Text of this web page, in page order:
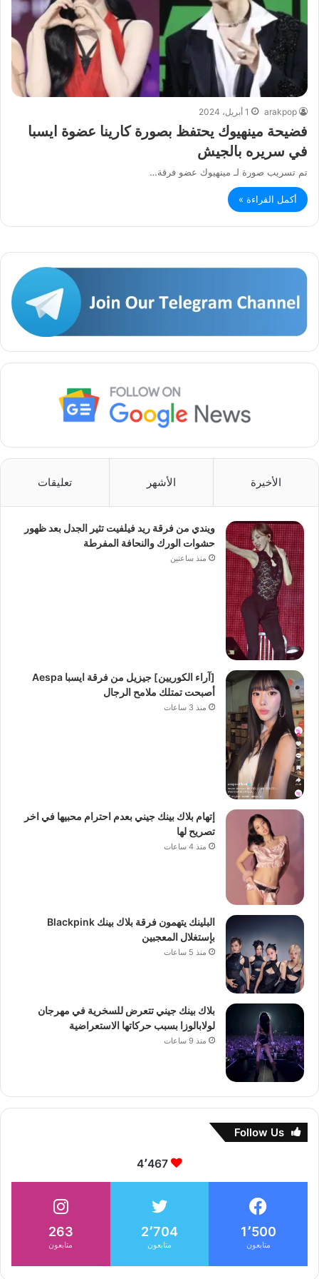
arakpop 1 أبريل، 2024
فضيحة مينهيوك يحتفظ بصورة كارينا عضوة ايسبا
في سريره بالجيش
تم تسريب صورة لـ مينهيوك عضو فرقة…
أكمل القراءة »
الأخيرة الأشهر تعليقات
ويندي من فرقة ريد فيلفيت تثير الجدل بعد ظهور
حشوات الورك والنحافة المفرطة
منذ ساعتين
[آراء الكوريين] جيزيل من فرقة ايسبا Aespa
أصبحت تمتلك ملامح الرجال
منذ 3 ساعات
إتهام بلاك بينك جيني بعدم احترام محبيها في اخر
تصريح لها
منذ 4 ساعات
البلينك يتهمون فرقة بلاك بينك Blackpink
بإستغلال المعجبين
منذ 5 ساعات
بلاك بينك جيني تتعرض للسخرية في مهرجان
لولابالوزا بسبب حركاتها الاستعراضية
منذ 9 ساعات
Follow Us
4٬467
1٬500
متابعون
2٬704
متابعون
263
متابعون